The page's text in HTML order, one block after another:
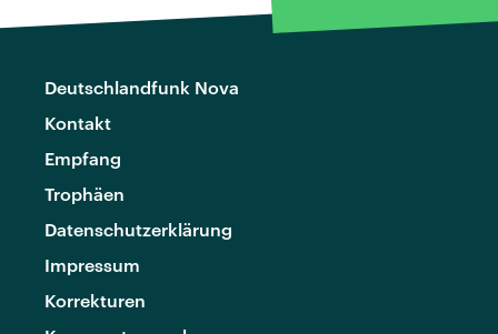
Deutschlandfunk Nova
Kontakt
Empfang
Trophäen
Datenschutzerklärung
Impressum
Korrekturen